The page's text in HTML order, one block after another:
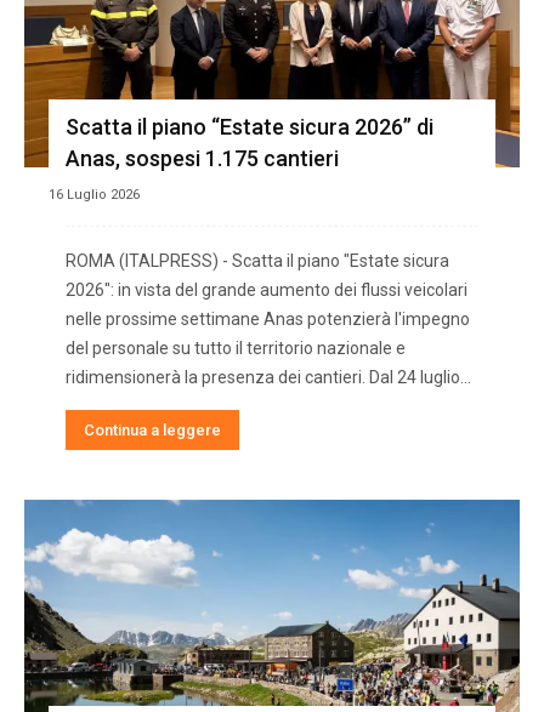
Scatta il piano “Estate sicura 2026” di
Anas, sospesi 1.175 cantieri
16 Luglio 2026
ROMA (ITALPRESS) - Scatta il piano "Estate sicura
2026": in vista del grande aumento dei flussi veicolari
nelle prossime settimane Anas potenzierà l'impegno
del personale su tutto il territorio nazionale e
ridimensionerà la presenza dei cantieri. Dal 24 luglio...
Continua a leggere